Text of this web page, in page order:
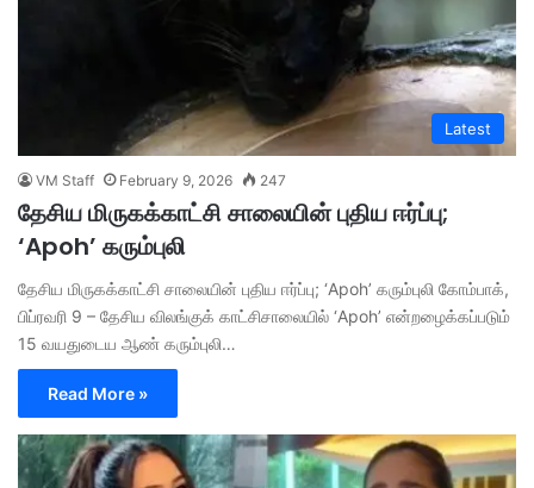
Latest
VM Staff February 9, 2026 247
தேசிய மிருகக்காட்சி சாலையின் புதிய ஈர்ப்பு;
‘Apoh’ கரும்புலி
தேசிய மிருகக்காட்சி சாலையின் புதிய ஈர்ப்பு; ‘Apoh’ கரும்புலி கோம்பாக்,
பிப்ரவரி 9 – தேசிய விலங்குக் காட்சிசாலையில் ‘Apoh’ என்றழைக்கப்படும்
15 வயதுடைய ஆண் கரும்புலி…
Read More »